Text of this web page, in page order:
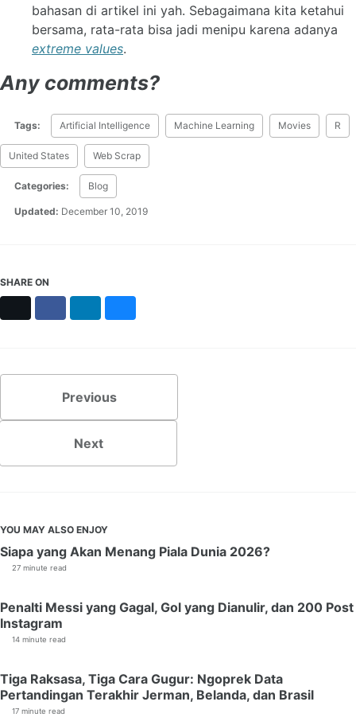
bahasan di artikel ini yah. Sebagaimana kita ketahui
bersama, rata-rata bisa jadi menipu karena adanya
extreme values.
Any comments?
Tags: Artificial Intelligence Machine Learning Movies R
United States Web Scrap
Categories: Blog
Updated: December 10, 2019
SHARE ON
Previous
Next
YOU MAY ALSO ENJOY
Siapa yang Akan Menang Piala Dunia 2026?
27 minute read
Penalti Messi yang Gagal, Gol yang Dianulir, dan 200 Post
Instagram
14 minute read
Tiga Raksasa, Tiga Cara Gugur: Ngoprek Data
Pertandingan Terakhir Jerman, Belanda, dan Brasil
17 minute read